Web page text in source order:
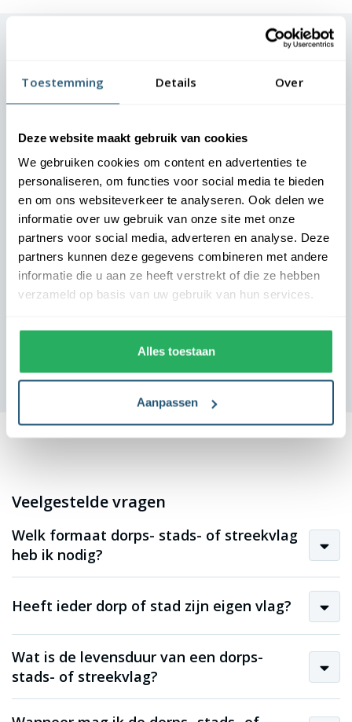
Toestemming Details Over
Deze website maakt gebruik van cookies
We gebruiken cookies om content en advertenties te
personaliseren, om functies voor social media te bieden
en om ons websiteverkeer te analyseren. Ook delen we
informatie over uw gebruik van onze site met onze
partners voor social media, adverteren en analyse. Deze
partners kunnen deze gegevens combineren met andere
informatie die u aan ze heeft verstrekt of die ze hebben
verzameld op basis van uw gebruik van hun services.
Alles toestaan
Aanpassen
Direct het juiste vakantiegevoel
Landal - Marianne
Onze gasten moeten vanaf aankomst het vakantiegevoel
ervaren. De vlaggen bij onze parken zetten direct de juiste
toon. Dankzij de nette uitstraling oogt elke locatie
verzorgd en uitnodigend. We zijn zeer tevreden over de
samenwerking.
Veelgestelde vragen
Welk formaat dorps- stads- of streekvlag
heb ik nodig?
Heeft ieder dorp of stad zijn eigen vlag?
Wat is de levensduur van een dorps-
stads- of streekvlag?